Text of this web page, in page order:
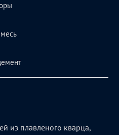
из плавленого кварца,